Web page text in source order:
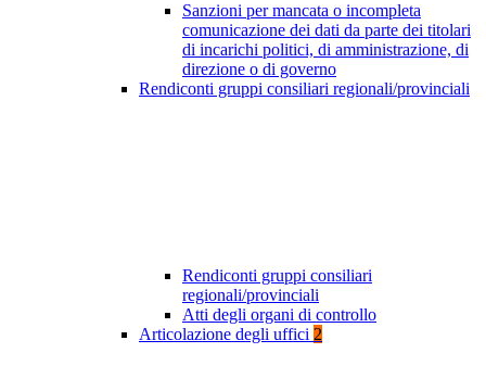
Sanzioni per mancata o incompleta
comunicazione dei dati da parte dei titolari
di incarichi politici, di amministrazione, di
direzione o di governo
Rendiconti gruppi consiliari regionali/provinciali
Rendiconti gruppi consiliari
regionali/provinciali
Atti degli organi di controllo
Articolazione degli uffici 2